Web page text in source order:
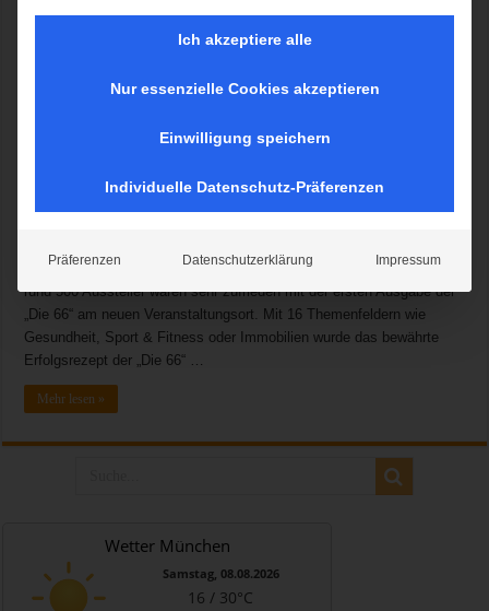
Bestnoten von den Besuchern Sehr positive Resonanz von den
Vortragsräumen und Eventflächen mehr Raum gegeben werden. Die
rund 500 Aussteller waren sehr zufrieden mit der ersten Ausgabe der
„Die 66“ am neuen Veranstaltungsort. Mit 16 Themenfeldern wie
Gesundheit, Sport & Fitness oder Immobilien wurde das bewährte
Erfolgsrezept der „Die 66“ …
Mehr lesen »
Wetter München
Samstag, 08.08.2026
16 / 30°C
Ich akzeptiere alle
Nur essenzielle Cookies akzeptieren
Einwilligung speichern
Individuelle Datenschutz-Präferenzen
Präferenzen Datenschutzerklärung Impressum